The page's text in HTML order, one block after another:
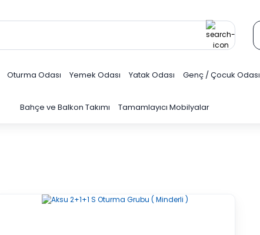
Oturma Odası Yemek Odası Yatak Odası Genç / Çocuk Odası
Bahçe ve Balkon Takımı Tamamlayıcı Mobilyalar